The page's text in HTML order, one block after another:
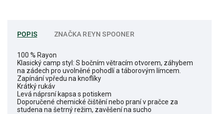
POPIS ZNAČKA REYN SPOONER
100 % Rayon
Klasický camp styl: S bočním větracím otvorem, záhybem
na zádech pro uvolněné pohodlí a táborovým límcem.
Zapínání vpředu na knoflíky
Krátký rukáv
Levá náprsní kapsa s potiskem
Doporučené chemické čištění nebo praní v pračce za
studena na šetrný režim, zavěšení na sucho